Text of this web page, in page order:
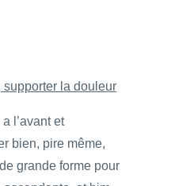
supporter la douleur
l’avant et
bien, pire même,
grande forme pour